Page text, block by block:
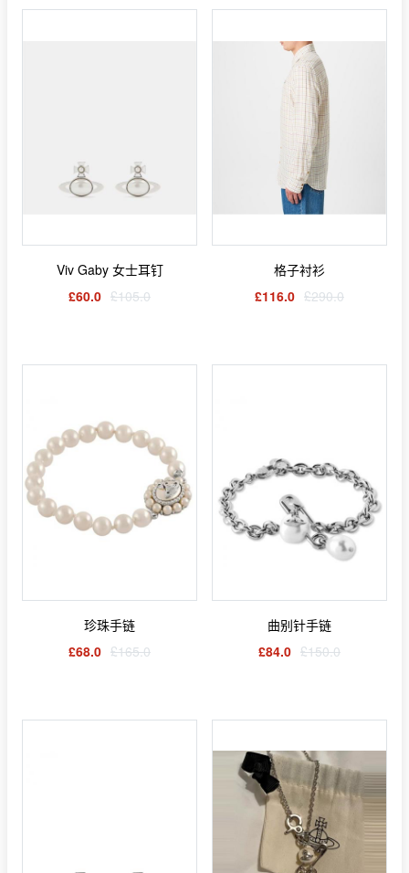
Viv Gaby 女士耳钉
£60.0 £105.0
格子衬衫
£116.0 £290.0
珍珠手链
£68.0 £165.0
曲别针手链
£84.0 £150.0